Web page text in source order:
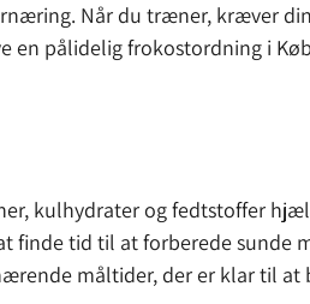
Når du træner, kræver
pålidelig frokostordning i
kulhydrater og fedtstoffer
finde tid til at forberede sunde
måltider, der er klar til at